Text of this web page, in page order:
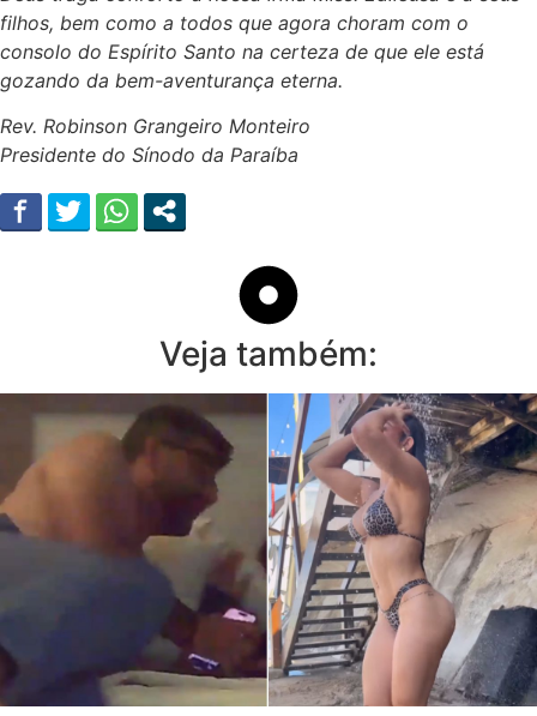
filhos, bem como a todos que agora choram com o
consolo do Espírito Santo na certeza de que ele está
gozando da bem-aventurança eterna.
Rev. Robinson Grangeiro Monteiro
Presidente do Sínodo da Paraíba
Veja também: